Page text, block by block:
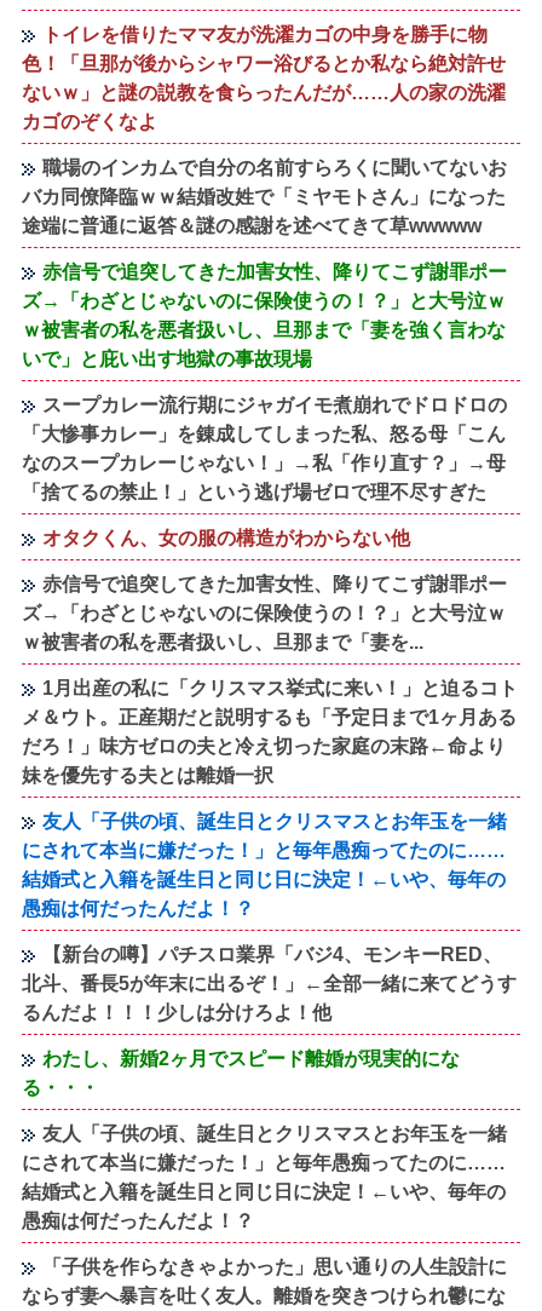
トイレを借りたママ友が洗濯カゴの中身を勝手に物
色！「旦那が後からシャワー浴びるとか私なら絶対許せ
ないｗ」と謎の説教を食らったんだが……人の家の洗濯
カゴのぞくなよ
職場のインカムで自分の名前すらろくに聞いてないお
バカ同僚降臨ｗｗ結婚改姓で「ミヤモトさん」になった
途端に普通に返答＆謎の感謝を述べてきて草wwwww
赤信号で追突してきた加害女性、降りてこず謝罪ポー
ズ→「わざとじゃないのに保険使うの！？」と大号泣ｗ
ｗ被害者の私を悪者扱いし、旦那まで「妻を強く言わな
いで」と庇い出す地獄の事故現場
スープカレー流行期にジャガイモ煮崩れでドロドロの
「大惨事カレー」を錬成してしまった私、怒る母「こん
なのスープカレーじゃない！」→私「作り直す？」→母
「捨てるの禁止！」という逃げ場ゼロで理不尽すぎた
オタクくん、女の服の構造がわからない他
赤信号で追突してきた加害女性、降りてこず謝罪ポー
ズ→「わざとじゃないのに保険使うの！？」と大号泣ｗ
ｗ被害者の私を悪者扱いし、旦那まで「妻を...
1月出産の私に「クリスマス挙式に来い！」と迫るコト
メ＆ウト。正産期だと説明するも「予定日まで1ヶ月ある
だろ！」味方ゼロの夫と冷え切った家庭の末路←命より
妹を優先する夫とは離婚一択
友人「子供の頃、誕生日とクリスマスとお年玉を一緒
にされて本当に嫌だった！」と毎年愚痴ってたのに……
結婚式と入籍を誕生日と同じ日に決定！←いや、毎年の
愚痴は何だったんだよ！？
【新台の噂】パチスロ業界「バジ4、モンキーRED、
北斗、番長5が年末に出るぞ！」←全部一緒に来てどうす
るんだよ！！！少しは分けろよ！他
わたし、新婚2ヶ月でスピード離婚が現実的にな
る・・・
友人「子供の頃、誕生日とクリスマスとお年玉を一緒
にされて本当に嫌だった！」と毎年愚痴ってたのに……
結婚式と入籍を誕生日と同じ日に決定！←いや、毎年の
愚痴は何だったんだよ！？
「子供を作らなきゃよかった」思い通りの人生設計に
ならず妻へ暴言を吐く友人。離婚を突きつけられ鬱にな